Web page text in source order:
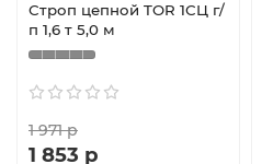
Строп цепной TOR 1СЦ г/
п 1,6 т 5,0 м
1 971 р
1 853 р